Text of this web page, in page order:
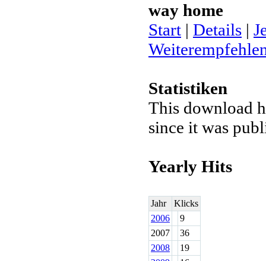
way home
Start | Details |
Statistiken
This download
since it was
Yearly Hits
Jahr
Klicks
2006
9
2007
36
2008
19